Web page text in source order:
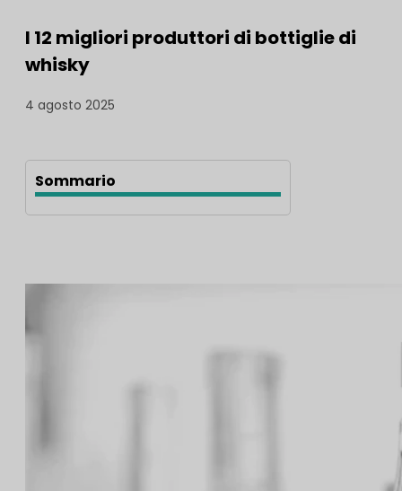
I 12 migliori produttori di bottiglie di
whisky
4 agosto 2025
Sommario